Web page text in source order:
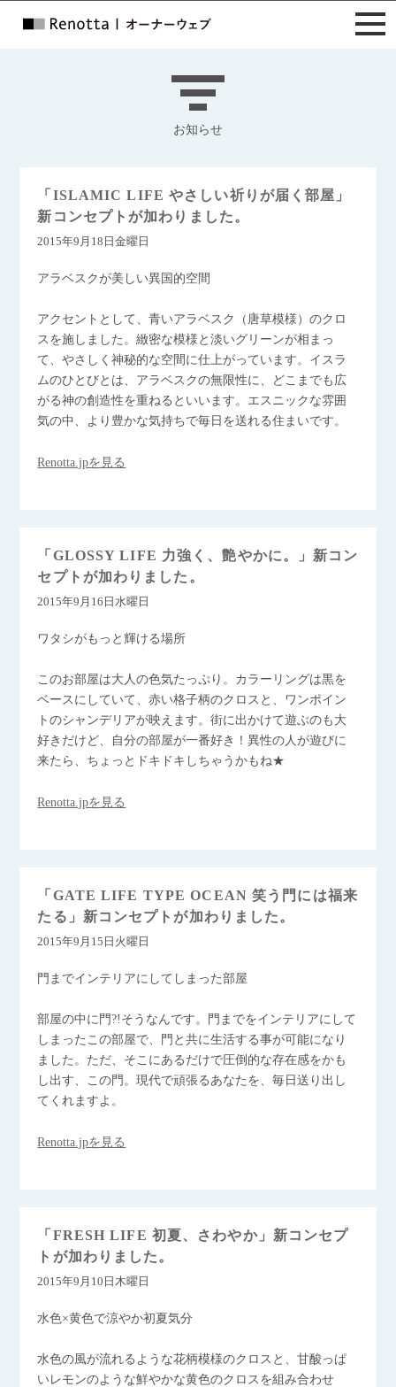
お知らせ
「ISLAMIC LIFE やさしい祈りが届く部屋」
新コンセプトが加わりました。
2015年9月18日金曜日
アラベスクが美しい異国的空間
アクセントとして、青いアラベスク（唐草模様）のクロ
スを施しました。緻密な模様と淡いグリーンが相まっ
て、やさしく神秘的な空間に仕上がっています。イスラ
ムのひとびとは、アラベスクの無限性に、どこまでも広
がる神の創造性を重ねるといいます。エスニックな雰囲
気の中、より豊かな気持ちで毎日を送れる住まいです。
Renotta.jpを見る
「GLOSSY LIFE 力強く、艶やかに。」新コン
セプトが加わりました。
2015年9月16日水曜日
ワタシがもっと輝ける場所
このお部屋は大人の色気たっぷり。カラーリングは黒を
ベースにしていて、赤い格子柄のクロスと、ワンポイン
トのシャンデリアが映えます。街に出かけて遊ぶのも大
好きだけど、自分の部屋が一番好き！異性の人が遊びに
来たら、ちょっとドキドキしちゃうかもね★
Renotta.jpを見る
「GATE LIFE TYPE OCEAN 笑う門には福来
たる」新コンセプトが加わりました。
2015年9月15日火曜日
門までインテリアにしてしまった部屋
部屋の中に門?!そうなんです。門までをインテリアにして
しまったこの部屋で、門と共に生活する事が可能になり
ました。ただ、そこにあるだけで圧倒的な存在感をかも
し出す、この門。現代で頑張るあなたを、毎日送り出し
てくれますよ。
Renotta.jpを見る
「FRESH LIFE 初夏、さわやか」新コンセプ
トが加わりました。
2015年9月10日木曜日
水色×黄色で涼やか初夏気分
水色の風が流れるような花柄模様のクロスと、甘酸っぱ
いレモンのような鮮やかな黄色のクロスを組み合わせ